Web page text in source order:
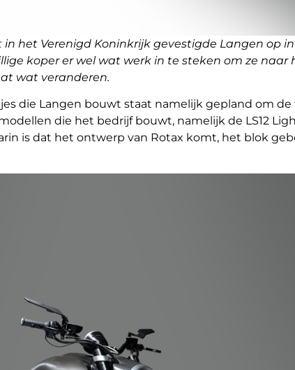
het Verenigd Koninkrijk gevestigde Langen op
koper er wel wat werk in te steken om ze naar
wat veranderen.
die Langen bouwt staat namelijk gepland om
die het bedrijf bouwt, namelijk de LS12
is dat het ontwerp van Rotax komt, het blok